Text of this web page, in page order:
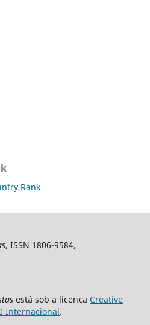
, ISSN 1806-9584,
está sob a licença Creative
Internacional.